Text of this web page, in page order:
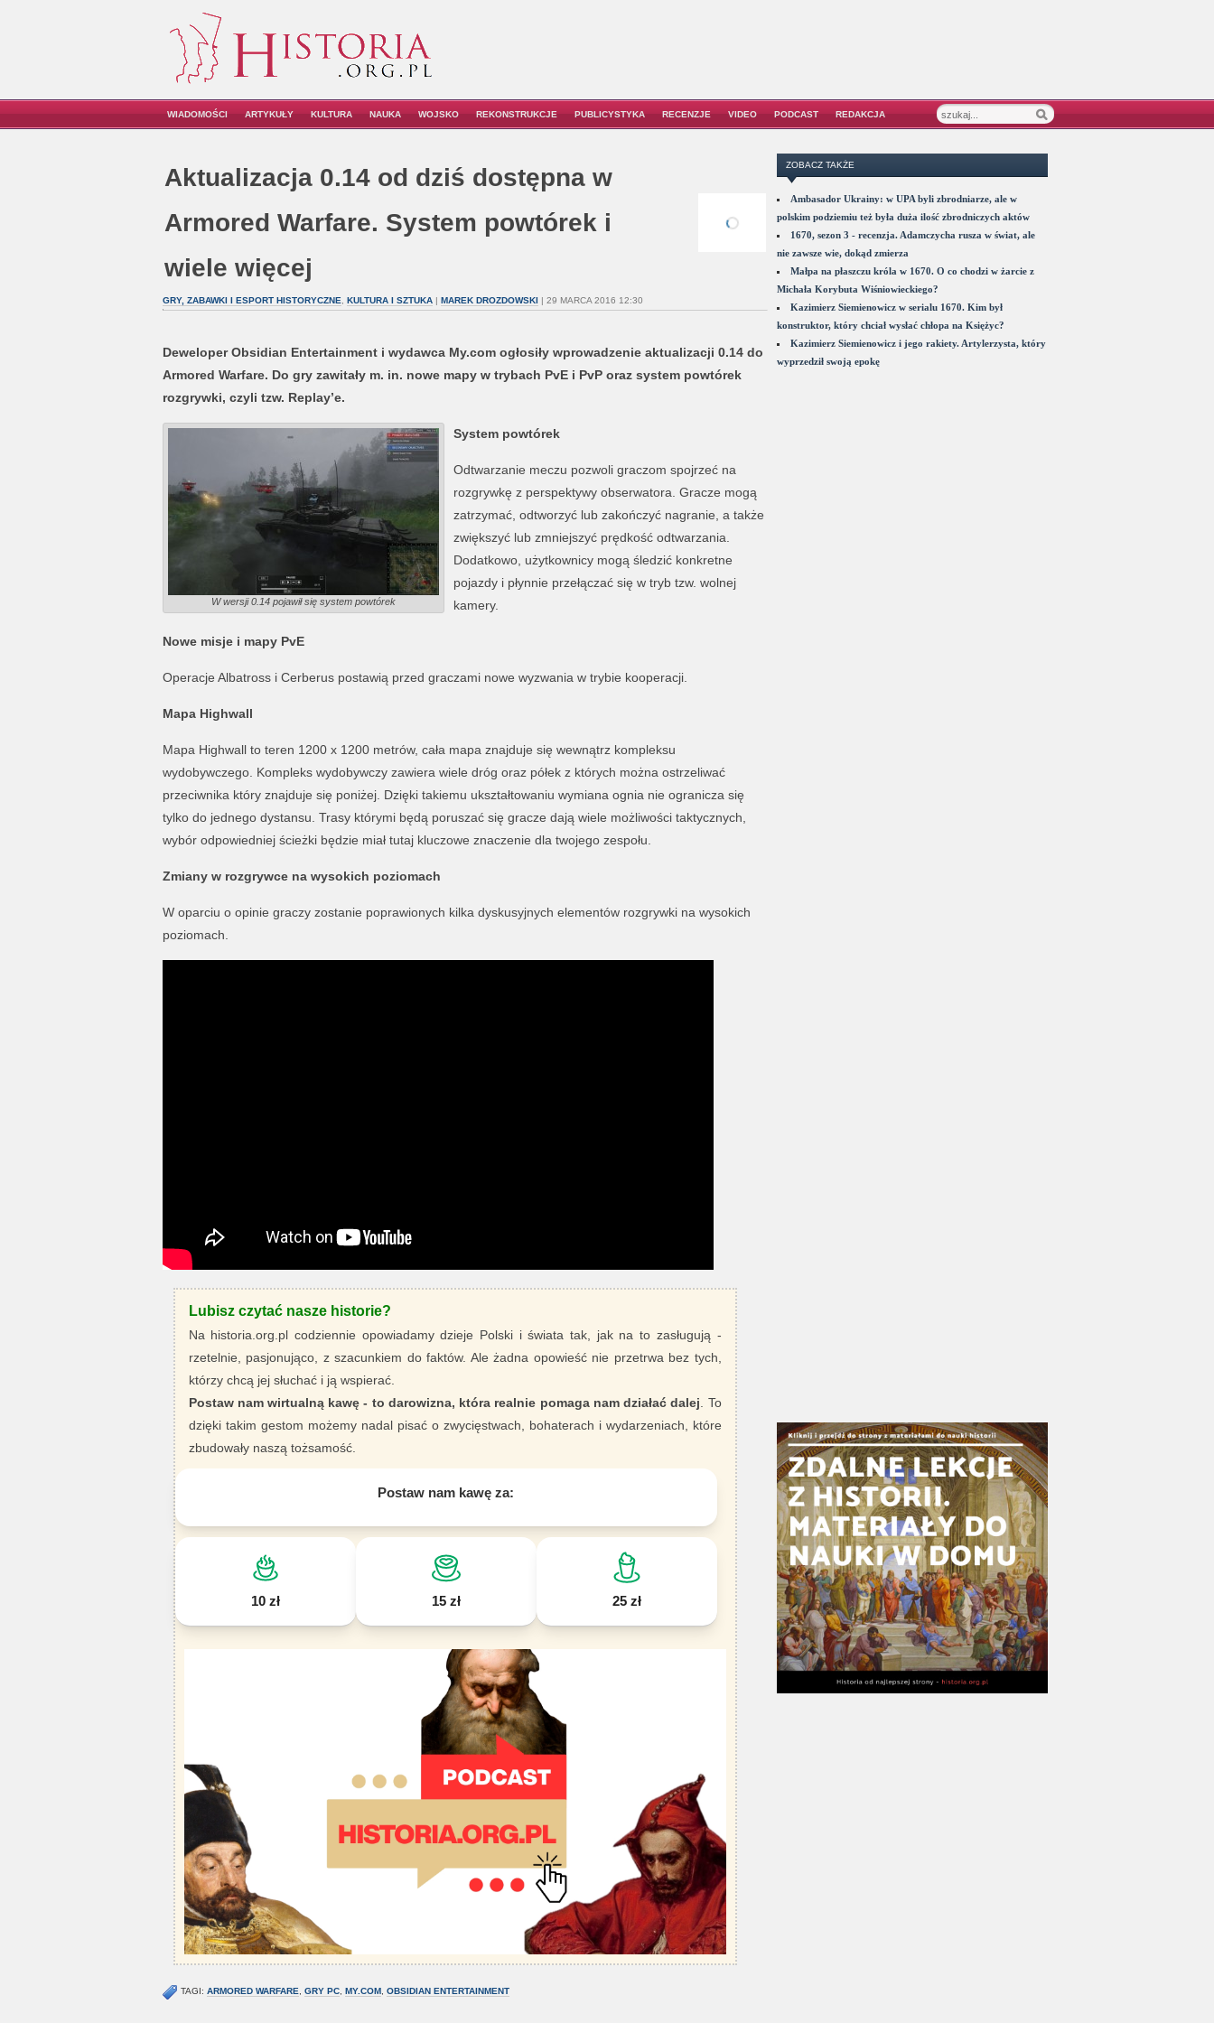
WIADOMOŚCI ARTYKUŁY KULTURA NAUKA WOJSKO REKONSTRUKCJE PUBLICYSTYKA RECENZJE VIDEO PODCAST REDAKCJA
Aktualizacja 0.14 od dziś dostępna w
Armored Warfare. System powtórek i
wiele więcej
GRY, ZABAWKI I ESPORT HISTORYCZNE KULTURA I SZTUKA| MAREK DROZDOWSKI| 29 MARCA 2016 12:30
Deweloper Obsidian Entertainment i wydawca My.com ogłosiły wprowadzenie aktualizacji 0.14 do
Armored Warfare. Do gry zawitały m. in. nowe mapy w trybach PvE i PvP oraz system powtórek
rozgrywki, czyli tzw. Replay’e.
W wersji 0.14 pojawił się system powtórek
System powtórek
Odtwarzanie meczu pozwoli graczom spojrzeć na
rozgrywkę z perspektywy obserwatora. Gracze mogą
zatrzymać, odtworzyć lub zakończyć nagranie, a także
zwiększyć lub zmniejszyć prędkość odtwarzania.
Dodatkowo, użytkownicy mogą śledzić konkretne
pojazdy i płynnie przełączać się w tryb tzw. wolnej
kamery.
Nowe misje i mapy PvE
Operacje Albatross i Cerberus postawią przed graczami nowe wyzwania w trybie kooperacji.
Mapa Highwall
Mapa Highwall to teren 1200 x 1200 metrów, cała mapa znajduje się wewnątrz kompleksu
wydobywczego. Kompleks wydobywczy zawiera wiele dróg oraz półek z których można ostrzeliwać
przeciwnika który znajduje się poniżej. Dzięki takiemu ukształtowaniu wymiana ognia nie ogranicza się
tylko do jednego dystansu. Trasy którymi będą poruszać się gracze dają wiele możliwości taktycznych,
wybór odpowiedniej ścieżki będzie miał tutaj kluczowe znaczenie dla twojego zespołu.
Zmiany w rozgrywce na wysokich poziomach
W oparciu o opinie graczy zostanie poprawionych kilka dyskusyjnych elementów rozgrywki na wysokich
poziomach.
Lubisz czytać nasze historie?
Na historia.org.pl codziennie opowiadamy dzieje Polski i świata tak, jak na to zasługują -
rzetelnie, pasjonująco, z szacunkiem do faktów. Ale żadna opowieść nie przetrwa bez tych,
którzy chcą jej słuchać i ją wspierać.
Postaw nam wirtualną kawę - to darowizna, która realnie pomaga nam działać dalej . To
dzięki takim gestom możemy nadal pisać o zwycięstwach, bohaterach i wydarzeniach, które
zbudowały naszą tożsamość.
Postaw nam kawę za:
10 zł 15 zł 25 zł
TAGI: ARMORED WARFARE GRY PC, MY.COM, OBSIDIAN ENTERTAINMENT
ZOBACZ TAKŻE
Ambasador Ukrainy: w UPA byli zbrodniarze, ale w
polskim podziemiu też była duża ilość zbrodniczych aktów
1670, sezon 3 - recenzja. Adamczycha rusza w świat, ale
nie zawsze wie, dokąd zmierza
Małpa na płaszczu króla w 1670. O co chodzi w żarcie z
Michała Korybuta Wiśniowieckiego?
Kazimierz Siemienowicz w serialu 1670. Kim był
konstruktor, który chciał wysłać chłopa na Księżyc?
Kazimierz Siemienowicz i jego rakiety. Artylerzysta, który
wyprzedził swoją epokę